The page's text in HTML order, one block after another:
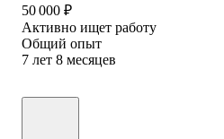
50 000 ₽
Активно ищет работу
Общий опыт
7 лет 8 месяцев